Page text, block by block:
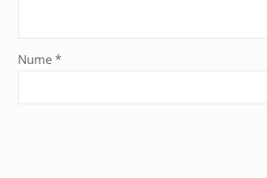
Nume *